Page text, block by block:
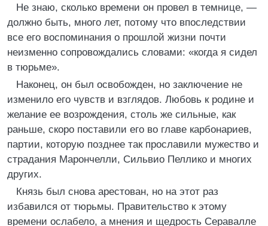
Не знаю, сколько времени он провел в темнице, —
должно быть, много лет, потому что впоследствии
все его воспоминания о прошлой жизни почти
неизменно сопровождались словами: «когда я сидел
в тюрьме».
Наконец, он был освобожден, но заключение не
изменило его чувств и взглядов. Любовь к родине и
желание ее возрождения, столь же сильные, как
раньше, скоро поставили его во главе карбонариев,
партии, которую позднее так прославили мужество и
страдания Марончелли, Сильвио Пеллико и многих
других.
Князь был снова арестован, но на этот раз
избавился от тюрьмы. Правительство к этому
времени ослабело, а мнения и щедрость Серавалле